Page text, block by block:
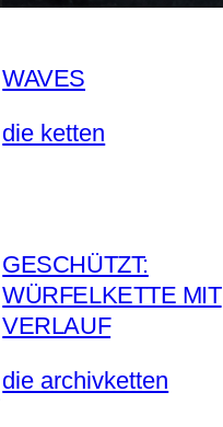
WAVES
die ketten
GESCHÜTZT:
WÜRFELKETTE MIT
VERLAUF
die archivketten